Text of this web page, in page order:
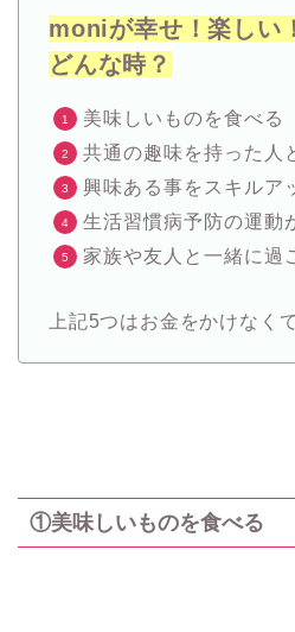
moniが幸せ！楽しい
どんな時？
美味しいものを食べる
共通の趣味を持った人
興味ある事をスキルア
生活習慣病予防の運動
家族や友人と一緒に過
上記5つはお金をかけなく
①美味しいものを食べる